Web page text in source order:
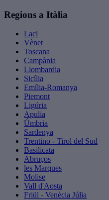
Regions a Itàlia
Laci
Vènet
Toscana
Campània
Llombardia
Sicília
Emília-Romanya
Piemont
Ligúria
Apulia
Úmbria
Sardenya
Trentino - Tirol del Sud
Basilicata
Abruços
les Marques
Molise
Vall d'Aosta
Friül - Venècia Júlia